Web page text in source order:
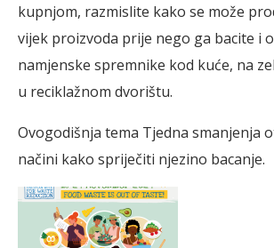
kupnjom, razmislite kako se može
vijek proizvoda prije nego ga bacite i
namjenske spremnike kod kuće, na
u reciklažnom dvorištu.
Ovogodišnja tema Tjedna smanjenja
načini kako spriječiti njezino bacanje.